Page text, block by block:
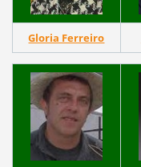
Gloria Ferreiro